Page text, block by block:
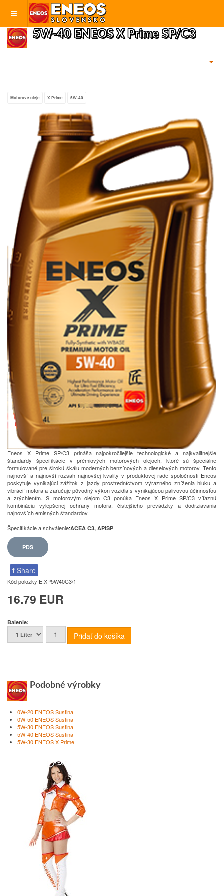
5W-40 ENEOS X Prime SP/C3
Motorové oleje X Prime 5W-40
Eneos X Prime SP/C3 prináša najpokročilejšie technologické a najkvalitnejšie
štandardy špecifikácie v prémiových motorových olejoch, ktoré sú špeciálne
formulované pre širokú škálu moderných benzínových a dieselových motorov. Tento
najnovší a najnovší rozsah najnovšej kvality v produktovej rade spoločnosti Eneos
poskytuje vynikajúci zážitok z jazdy prostredníctvom výrazného zníženia hluku a
vibrácií motora a zaručuje pôvodný výkon vozidla s vynikajúcou palivovou účinnosťou
a zrýchlením. S motorovým olejom C3 ponúka Eneos X Prime SP/C3 víťaznú
kombináciu vylepšenej ochrany motora, čistejšieho prevádzky a dodržiavania
najnovších emisných štandardov.
Špecifikácie a schválenie:ACEA C3, APISP
PDS
f Share
Kód položky E.XP5W40C3/1
16.79 EUR
Balenie:
Podobné výrobky
0W-20 ENEOS Sustina
0W-50 ENEOS Sustina
5W-30 ENEOS Sustina
5W-40 ENEOS Sustina
5W-30 ENEOS X Prime